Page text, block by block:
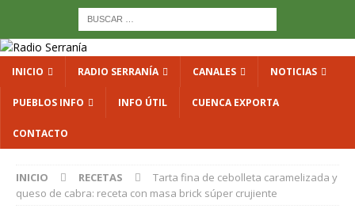
INICIO RADIO SERRANÍA CANALES NOTICIAS
PUEBLOS INFO INFO ÚTIL CUENCA EXPORTA
CONTACTO
INICIO RECETAS
Tarta fina de cebolleta caramelizada y
queso de cabra: receta con masa brick súper crujiente